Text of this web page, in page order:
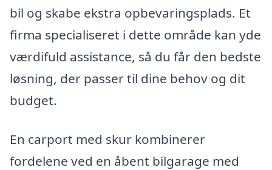
bil og skabe ekstra opbevaringsplads. Et
firma specialiseret i dette område kan yde
værdifuld assistance, så du får den bedste
løsning, der passer til dine behov og dit
budget.
En carport med skur kombinerer
fordelene ved en åbent bilgarage med